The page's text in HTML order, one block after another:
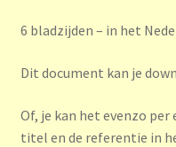
6 bladzijden – in het
Dit document kan je
Of, je kan het evenzo per
titel en de referentie in